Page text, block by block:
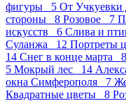
фигуры 5 От
стороны 8 Розовое 7
искусств 6 Слива и
Суланжа 12 Портреты
14 Снег в конце марта 8
5 Мокрый лес 14
окна Симферополя 7
Квадратные цветы 8